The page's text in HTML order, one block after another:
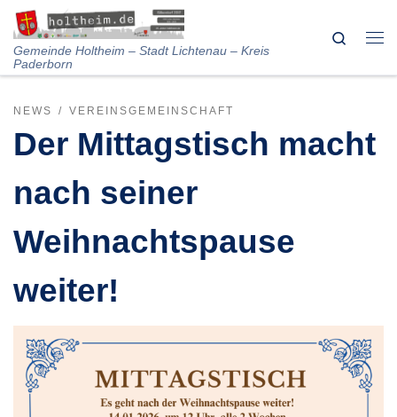
Skip to content
Gemeinde Holtheim – Stadt Lichtenau – Kreis
Paderborn
Search
NEWS VEREINSGEMEINSCHAFT
Der Mittagstisch macht
nach seiner
Weihnachtspause
weiter!